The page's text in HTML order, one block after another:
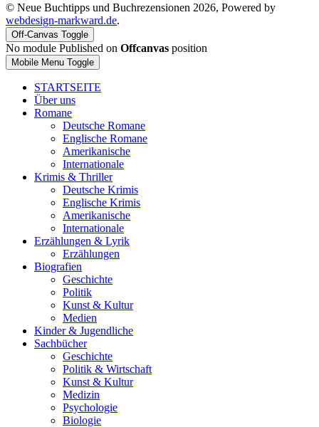
© Neue Buchtipps und Buchrezensionen 2026, Powered by
webdesign-markward.de.
Off-Canvas Toggle
No module Published on Offcanvas position
Mobile Menu Toggle
STARTSEITE
Über uns
Romane
Deutsche Romane
Englische Romane
Amerikanische
Internationale
Krimis & Thriller
Deutsche Krimis
Englische Krimis
Amerikanische
Internationale
Erzählungen & Lyrik
Erzählungen
Biografien
Geschichte
Politik
Kunst & Kultur
Medien
Kinder & Jugendliche
Sachbücher
Geschichte
Politik & Wirtschaft
Kunst & Kultur
Medizin
Psychologie
Biologie